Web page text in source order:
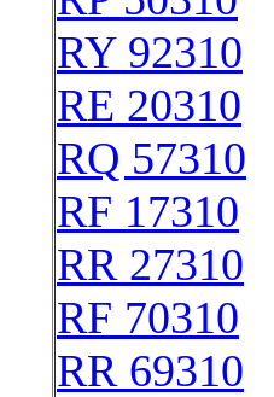
RY 92310
RE 20310
RQ 57310
RF 17310
RR 27310
RF 70310
RR 69310